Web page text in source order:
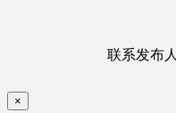
联系发布人
×